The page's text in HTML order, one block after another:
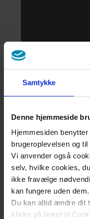
Samtykke
Denne hjemmeside
Hjemmesiden
brugeroplevelsen og
Vi anvender også
selv, hvilke cookies,
ikke fravælge
kan fungere uden dem.
Du kan altid ændre dit
klikke på linket til
med
multisygdom
Mennesker
multisygdom
Involvering
af beboere
i et
boligsocialt
område